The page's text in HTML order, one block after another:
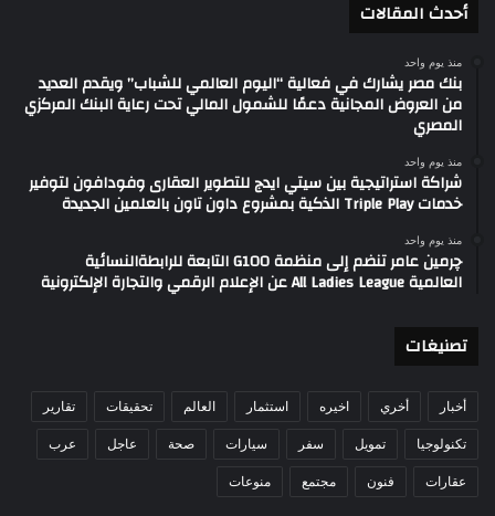
أحدث المقالات
منذ يوم واحد
بنك مصر يشارك في فعالية “اليوم العالمي للشباب” ويقدم العديد
من العروض المجانية دعمًا للشمول المالي تحت رعاية البنك المركزي
المصري
منذ يوم واحد
شراكة استراتيجية بين سيتي ايدج للتطوير العقارى وفودافون لتوفير
خدمات Triple Play الذكية بمشروع داون تاون بالعلمين الجديدة
منذ يوم واحد
چرمين عامر تنضم إلى منظمة G100 التابعة للرابطةالنسائية
العالمية All Ladies League عن الإعلام الرقمي والتجارة الإلكترونية
تصنيغات
أخبار أخري اخيره استثمار العالم تحقيقات تقارير
تكنولوجيا تمويل سفر سيارات صحة عاجل عرب
عقارات فنون مجتمع منوعات